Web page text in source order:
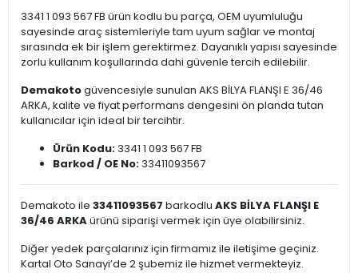
3341 1 093 567 FB ürün kodlu bu parça, OEM uyumluluğu
sayesinde araç sistemleriyle tam uyum sağlar ve montaj
sırasında ek bir işlem gerektirmez. Dayanıklı yapısı sayesinde
zorlu kullanım koşullarında dahi güvenle tercih edilebilir.
Demakotogüvencesiyle sunulan AKS BİLYA FLANŞI E 36/46
ARKA, kalite ve fiyat performans dengesini ön planda tutan
kullanıcılar için ideal bir tercihtir.
Ürün Kodu:3341 1 093 567 FB
Barkod / OE No:33411093567
Demakoto ile 33411093567 barkodlu AKS BİLYA FLANŞI E
36/46 ARKAürünü siparişi vermek için üye olabilirsiniz.
Diğer yedek parçalarınız için firmamız ile iletişime geçiniz.
Kartal Oto Sanayi’de 2 şubemiz ile hizmet vermekteyiz.